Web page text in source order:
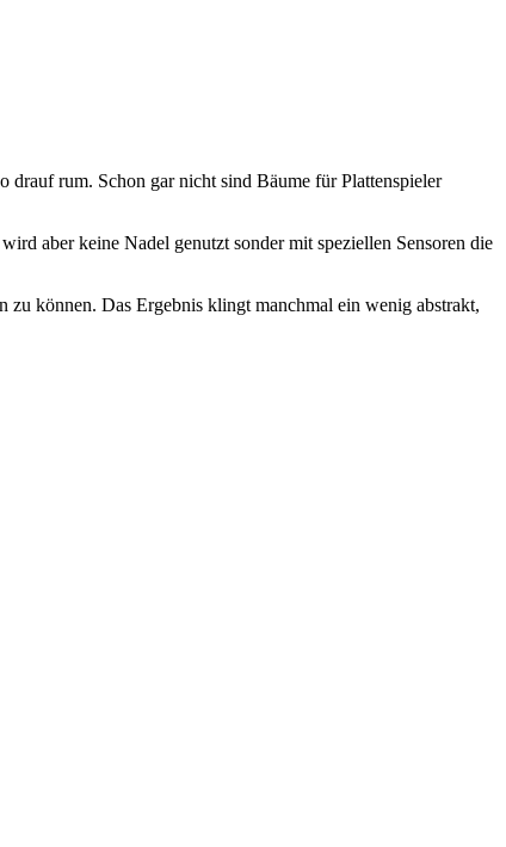
rum. Schon gar nicht sind Bäume für Plattenspieler
aber keine Nadel genutzt sonder mit speziellen Sensoren die
zu können. Das Ergebnis klingt manchmal ein wenig abstrakt,